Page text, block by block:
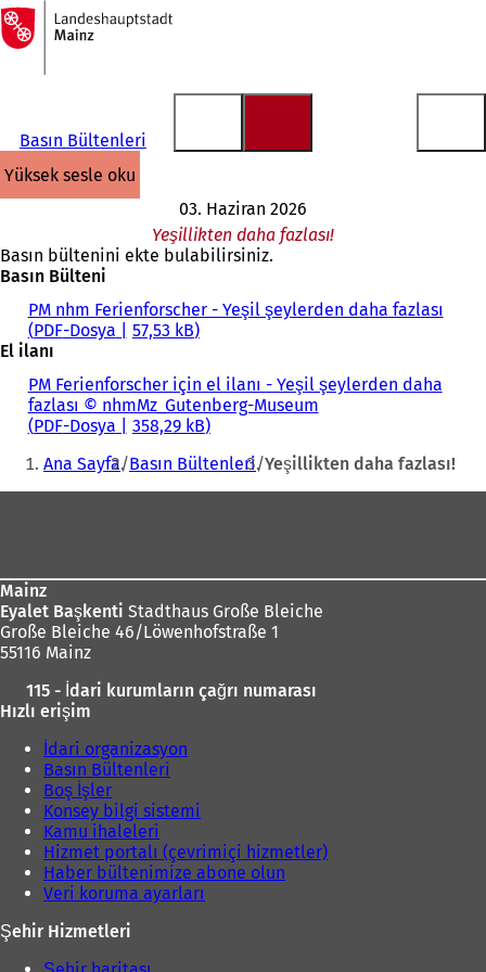
İçeriğe atla
Ana
sayfaya
Basın Bültenleri
yüksek sesle oku
03. Haziran 2026
Yeşillikten daha fazlası!
Basın bültenini ekte bulabilirsiniz.
Basın Bülteni
PM nhm Ferienforscher - Yeşil şeylerden daha fazlası
PDF-Dosya
57,53 kB
El ilanı
PM Ferienforscher için el ilanı - Yeşil şeylerden daha
fazlası © nhmMz_Gutenberg-Museum
PDF-Dosya 358,29 kB
Buradasınız:
Ana Sayfa Basın Bültenleri Yeşillikten daha fazlası!
Mainz
Eyalet Başkenti Stadthaus Große Bleiche
Große Bleiche 46/Löwenhofstraße 1
55116 Mainz
115 - İdari kurumların çağrı numarası
Hızlı erişim
İdari organizasyon
Basın Bültenleri
Boş İşler
Konsey bilgi sistemi
Kamu ihaleleri
Hizmet portalı (çevrimiçi hizmetler)
Haber bültenimize abone olun
Veri koruma ayarları
Şehir Hizmetleri